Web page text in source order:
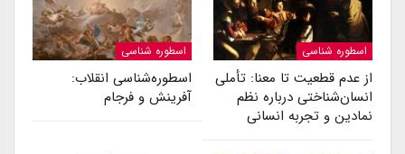
اسطوره شناسی
از عدم قطعیت تا معنا: تأملی
انسان‌شناختی درباره نظم
نمادین و تجربه انسانی
اسطوره شناسی
اسطوره‌شناسی انقلاب:
آفرینش و فرجام